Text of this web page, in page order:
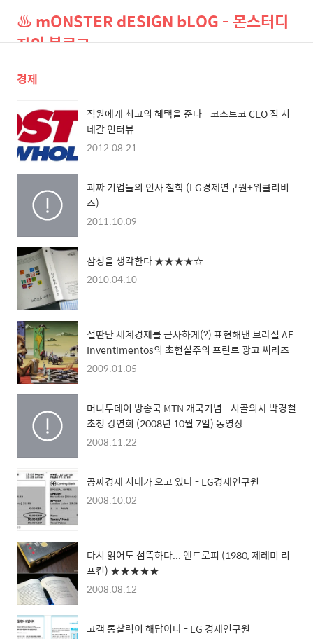
♨ mONSTER dESIGN bLOG - 몬스터디
자인 블로그
경제
직원에게 최고의 혜택을 준다 - 코스트코 CEO 짐 시
네갈 인터뷰
2012.08.21
괴짜 기업들의 인사 철학 (LG경제연구원+위클리비
즈)
2011.10.09
삼성을 생각한다 ★★★★☆
2010.04.10
절딴난 세계경제를 근사하게(?) 표현해낸 브라질 AE
Inventimentos의 초현실주의 프린트 광고 씨리즈
2009.01.05
머니투데이 방송국 MTN 개국기념 - 시골의사 박경철
초청 강연회 (2008년 10월 7일) 동영상
2008.11.22
공짜경제 시대가 오고 있다 - LG경제연구원
2008.10.02
다시 읽어도 섬뜩하다... 엔트로피 (1980, 제레미 리
프킨) ★★★★★
2008.08.12
고객 통찰력이 해답이다 - LG 경제연구원